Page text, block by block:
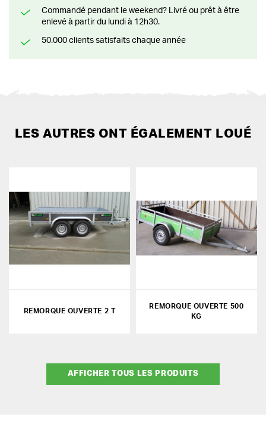
Commandé pendant le weekend? Livré ou prêt à être
enlevé à partir du lundi à 12h30.
50.000 clients satisfaits chaque année
LES AUTRES ONT ÉGALEMENT LOUÉ
REMORQUE OUVERTE 2 T
REMORQUE OUVERTE 500
KG
AFFICHER TOUS LES PRODUITS